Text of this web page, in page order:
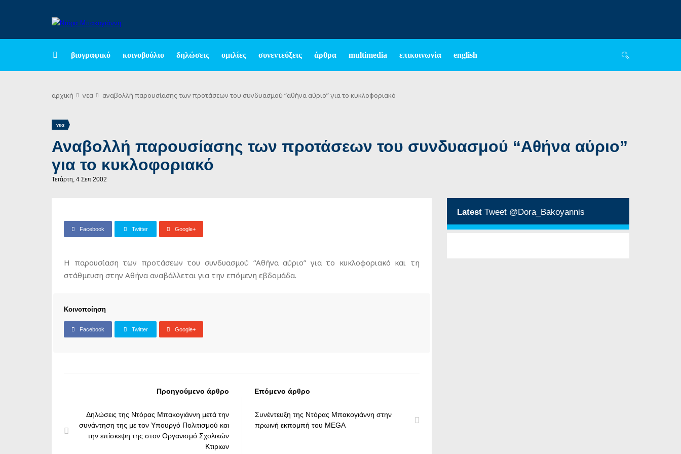
βιογραφικό κοινοβούλιο δηλώσεις ομιλίες συνεντεύξεις άρθρα multimedia επικοινωνία english
αρχική νεα αναβολλή παρουσίασης των προτάσεων του συνδυασμού “αθήνα αύριο” για το κυκλοφοριακό
νεα
Αναβολλή παρουσίασης των προτάσεων του συνδυασμού “Αθήνα αύριο”
για το κυκλοφοριακό
Τετάρτη, 4 Σεπ 2002
Facebook Twitter Google+
Η παρουσίαση των προτάσεων του συνδυασμού “Αθήνα αύριο” για το κυκλοφοριακό και τη
στάθμευση στην Αθήνα αναβάλλεται για την επόμενη εβδομάδα.
Κοινοποίηση
Facebook Twitter Google+
Προηγούμενο άρθρο
Δηλώσεις της Ντόρας Μπακογιάννη μετά την
συνάντηση της με τον Υπουργό Πολιτισμού και
την επίσκεψη της στον Οργανισμό Σχολικών
Κτιριων
Επόμενο άρθρο
Συνέντευξη της Ντόρας Μπακογιάννη στην
πρωινή εκπομπή του MEGA
Latest Tweet @Dora_Bakoyannis